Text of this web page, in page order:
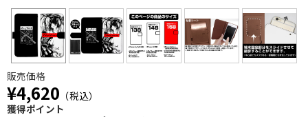
販売価格
¥4,620 （税込）
獲得ポイント